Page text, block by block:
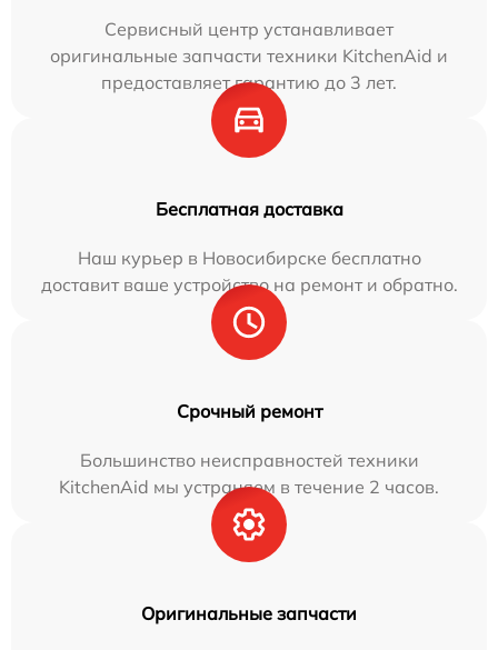
Сервисный центр устанавливает
оригинальные запчасти техники KitchenAid и
предоставляет гарантию до 3 лет.
Бесплатная доставка
Наш курьер в Новосибирске бесплатно
доставит ваше устройство на ремонт и обратно.
Срочный ремонт
Большинство неисправностей техники
KitchenAid мы устраняем в течение 2 часов.
Оригинальные запчасти